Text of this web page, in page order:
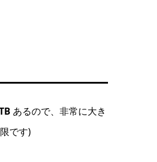
あるので、非常に大き
です)